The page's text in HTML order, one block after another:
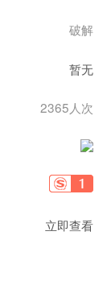
破解
暂无
2365人次
立即查看